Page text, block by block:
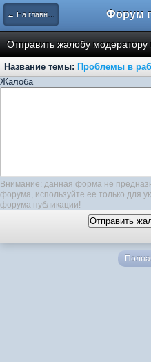
← На главную
Отправить жалобу
Название темы: Проблемы в
Жалоба
Внимание: данная форма не
форума, используйте ее только для
форума публикации!